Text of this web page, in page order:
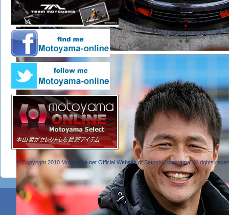
© Copyright 2010 Motoyama.net Official Website of Satoshi Motoyama. All rights